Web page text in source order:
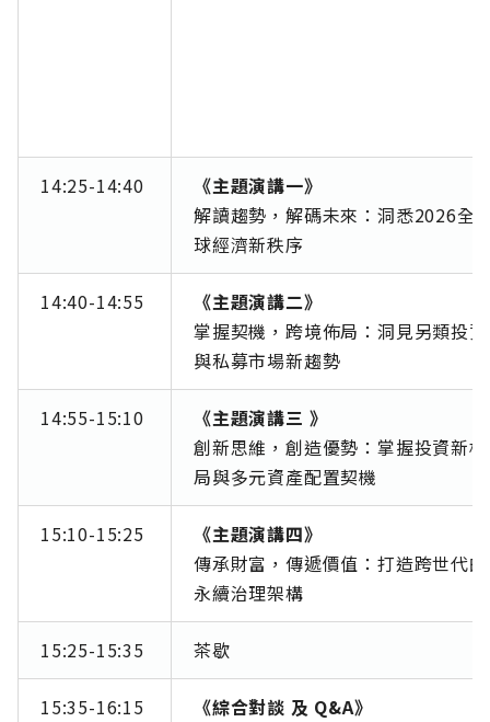
14:25-14:40
《主題演講一》
解讀趨勢，解碼未來：洞悉2026全
球經濟新秩序
14:40-14:55
《主題演講二》
掌握契機，跨境佈局：洞見另類投資
與私募市場新趨勢
14:55-15:10
《主題演講三 》
創新思維，創造優勢：掌握投資新格
局與多元資產配置契機
15:10-15:25
《主題演講四》
傳承財富，傳遞價值：打造跨世代的
永續治理架構
15:25-15:35 茶歇
15:35-16:15
《綜合對談 及 Q&A》